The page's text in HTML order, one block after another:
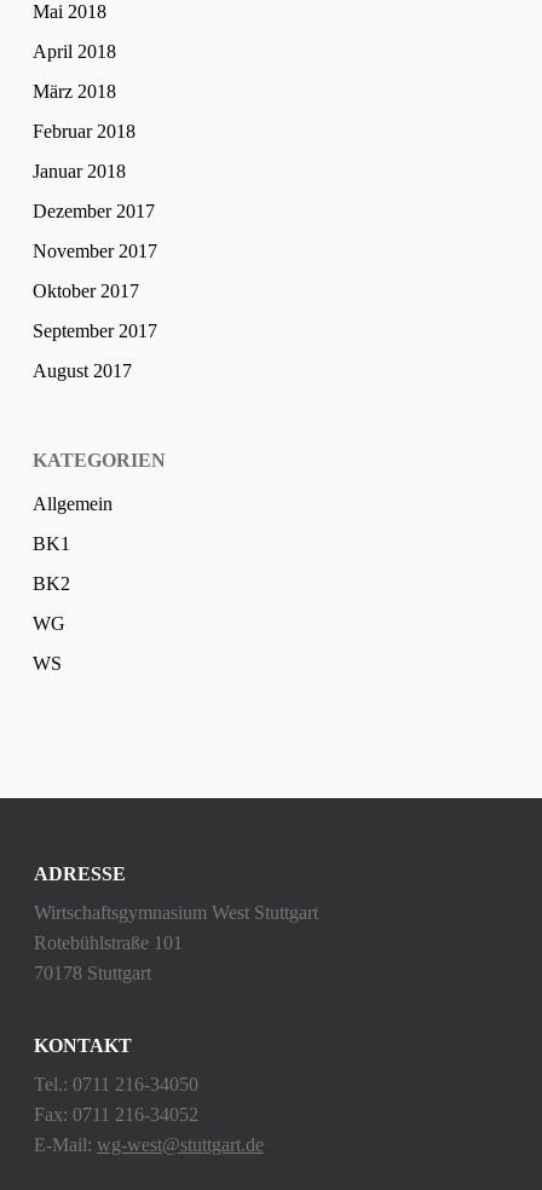
Mai 2018
April 2018
März 2018
Februar 2018
Januar 2018
Dezember 2017
November 2017
Oktober 2017
September 2017
August 2017
KATEGORIEN
Allgemein
BK1
BK2
WG
WS
ADRESSE
Wirtschaftsgymnasium West Stuttgart
Rotebühlstraße 101
70178 Stuttgart
KONTAKT
Tel.: 0711 216-34050
Fax: 0711 216-34052
E-Mail: wg-west@stuttgart.de